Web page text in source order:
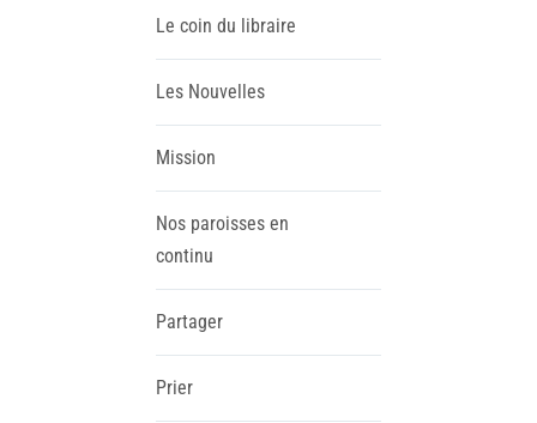
Le coin du libraire
Les Nouvelles
Mission
Nos paroisses en
continu
Partager
Prier